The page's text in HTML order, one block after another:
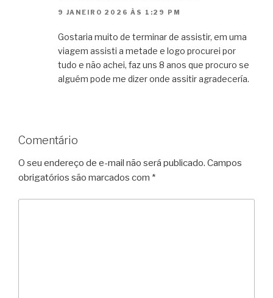
9 JANEIRO 2026 ÀS 1:29 PM
Gostaria muito de terminar de assistir, em uma
viagem assisti a metade e logo procurei por
tudo e não achei, faz uns 8 anos que procuro se
alguém pode me dizer onde assitir agradecería.
Comentário
O seu endereço de e-mail não será publicado. Campos
obrigatórios são marcados com *